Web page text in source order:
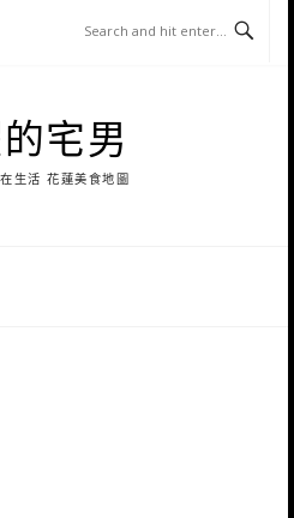
宅男
生活 花蓮美食地圖